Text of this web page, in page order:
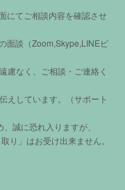
にてご相談内容を確認させ
面談（Zoom,Skype,LINEビ
慮なく、ご相談・ご連絡く
えしています。（サポート
誠に恐れ入りますが、
り」はお受け出来ません。